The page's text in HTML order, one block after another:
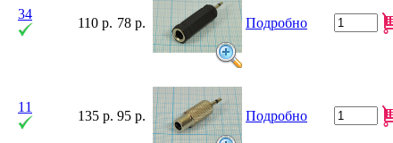
34
110 р. 78 р. Подробно
11
135 р. 95 р. Подробно